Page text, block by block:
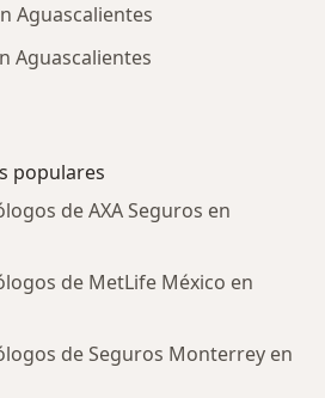
Aguascalientes
Aguascalientes
populares
de AXA Seguros en
de MetLife México en
de Seguros Monterrey en